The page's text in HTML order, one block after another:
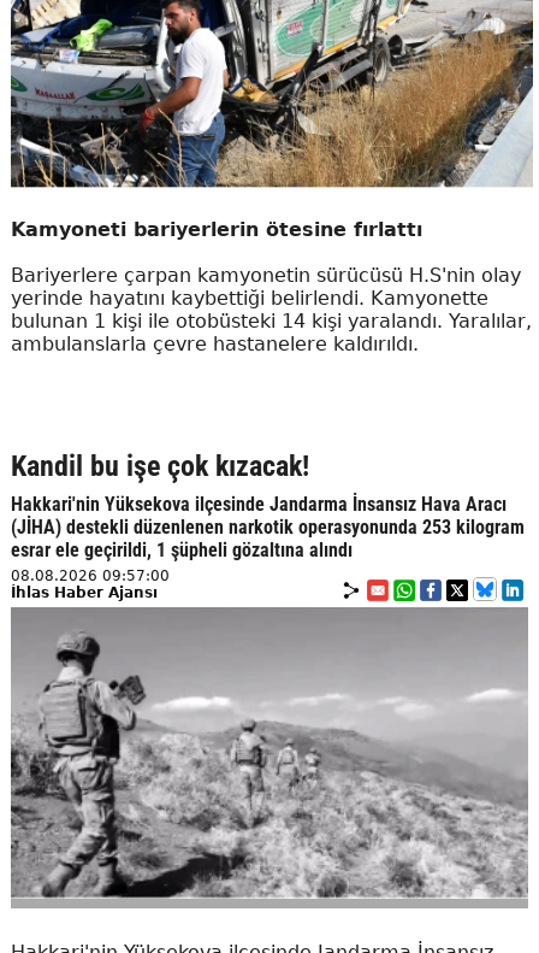
Kamyoneti bariyerlerin ötesine fırlattı
Bariyerlere çarpan kamyonetin sürücüsü H.S'nin olay
yerinde hayatını kaybettiği belirlendi. Kamyonette
bulunan 1 kişi ile otobüsteki 14 kişi yaralandı. Yaralılar,
ambulanslarla çevre hastanelere kaldırıldı.
Kandil bu işe çok kızacak!
Hakkari'nin Yüksekova ilçesinde Jandarma İnsansız Hava Aracı
(JİHA) destekli düzenlenen narkotik operasyonunda 253 kilogram
esrar ele geçirildi, 1 şüpheli gözaltına alındı
08.08.2026 09:57:00
İhlas Haber Ajansı